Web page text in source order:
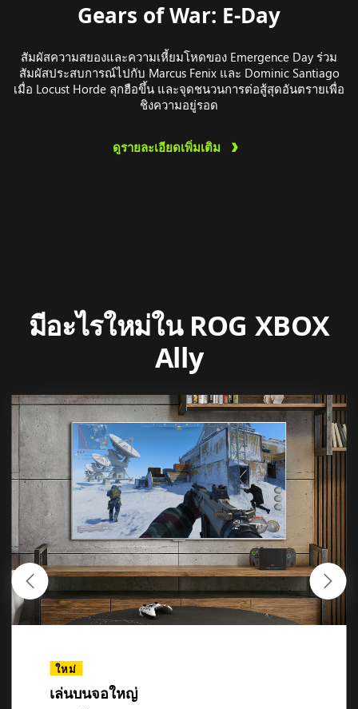
Gears of War: E-Day
สัมผัสความสยองและความเหี้ยมโหดของ Emergence Day ร่วม
สัมผัสประสบการณ์ไปกับ Marcus Fenix และ Dominic Santiago
เมื่อ Locust Horde ลุกฮือขึ้น และจุดชนวนการต่อสู้สุดอันตรายเพื่อ
ชิงความอยู่รอด
ดูรายละเอียดเพิ่มเติม
มีอะไรใหม่ใน ROG XBOX
Ally
ใหม่
เล่นบนจอใหญ่
ความเข้ากันได้สำหรับอุปกรณ์พกพา